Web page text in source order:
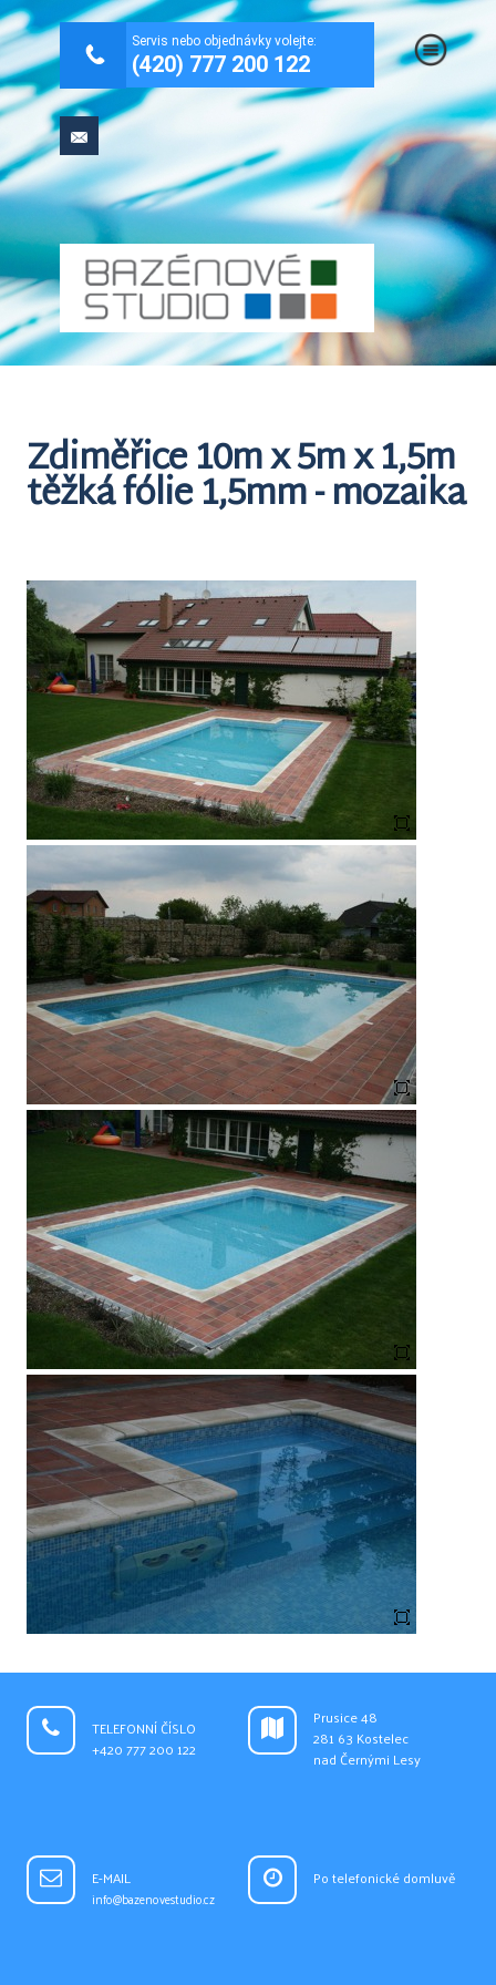
Servis nebo objednávky volejte:
(420) 777 200 122
.
Zdiměřice 10m x 5m x 1,5m
těžká fólie 1,5mm - mozaika
TELEFONNÍ ČÍSLO
+420 777 200 122
Prusice 48
281 63 Kostelec
nad Černými Lesy
E-MAIL
info@bazenovestudio.cz
Po telefonické domluvě